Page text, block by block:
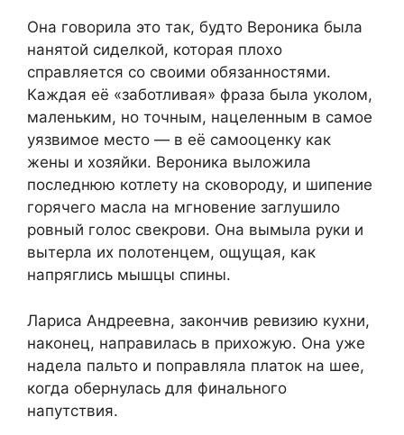
Она говорила это так, будто Вероника была
нанятой сиделкой, которая плохо
справляется со своими обязанностями.
Каждая её «заботливая» фраза была уколом,
маленьким, но точным, нацеленным в самое
уязвимое место — в её самооценку как
жены и хозяйки. Вероника выложила
последнюю котлету на сковороду, и шипение
горячего масла на мгновение заглушило
ровный голос свекрови. Она вымыла руки и
вытерла их полотенцем, ощущая, как
напряглись мышцы спины.
Лариса Андреевна, закончив ревизию кухни,
наконец, направилась в прихожую. Она уже
надела пальто и поправляла платок на шее,
когда обернулась для финального
напутствия.